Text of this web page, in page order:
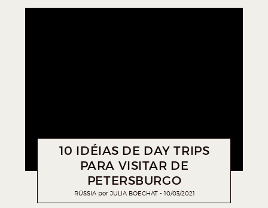
10 IDÉIAS DE DAY TRIPS
PARA VISITAR DE
PETERSBURGO
RÚSSIA por JULIA BOECHAT 10/03/2021